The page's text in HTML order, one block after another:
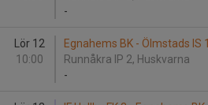
-
Lör 12
10:00
Egnahems BK - Ölmstads IS 1
Runnåkra IP 2, Huskvarna
-